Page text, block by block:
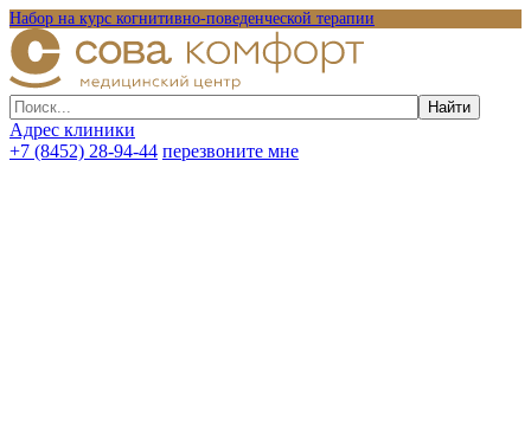
Набор на курс когнитивно-поведенческой терапии
Адрес клиники
+7 (8452) 28-94-44 перезвоните мне